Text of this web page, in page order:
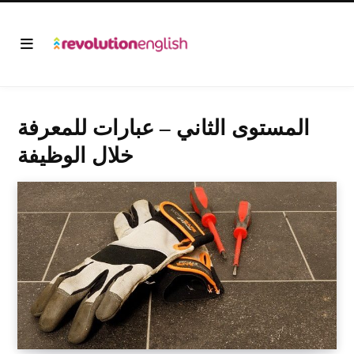
المستوى الثاني – عبارات للمعرفة
خلال الوظيفة